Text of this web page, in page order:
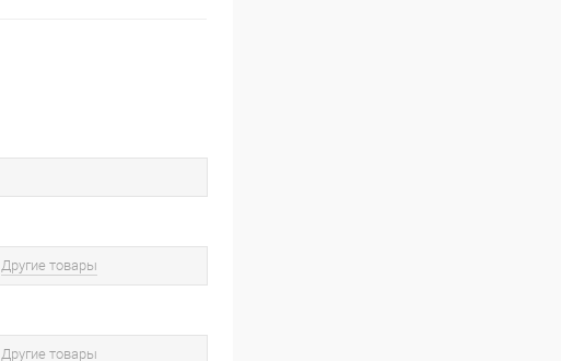
Другие товары
Другие товары